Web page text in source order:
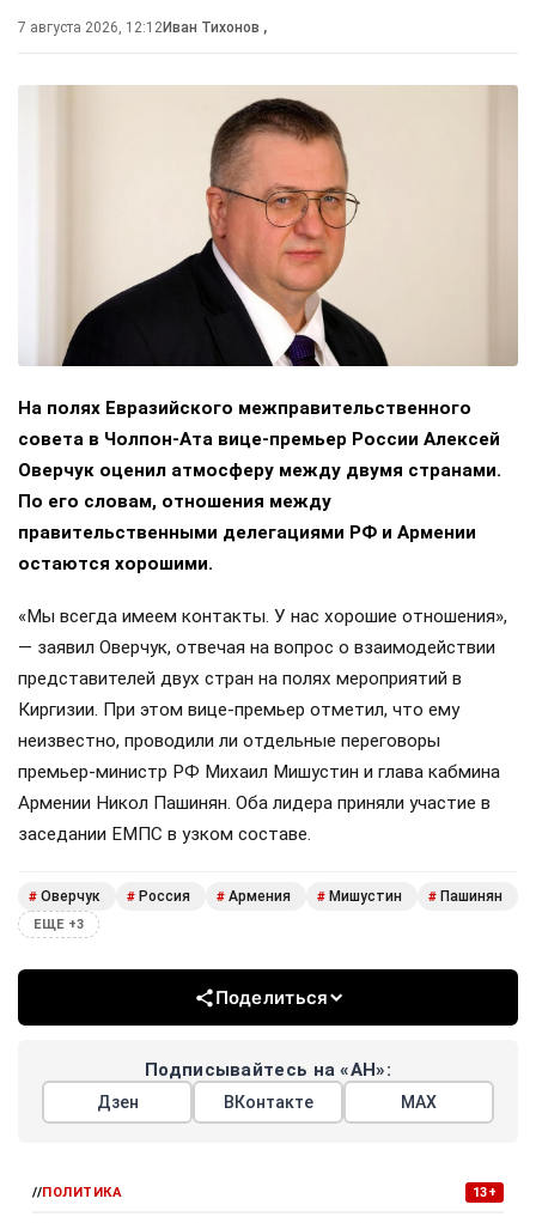
7 августа 2026, 12:12Иван Тихонов ,
На полях Евразийского межправительственного
совета в Чолпон-Ата вице-премьер России Алексей
Оверчук оценил атмосферу между двумя странами.
По его словам, отношения между
правительственными делегациями РФ и Армении
остаются хорошими.
«Мы всегда имеем контакты. У нас хорошие отношения»,
— заявил Оверчук, отвечая на вопрос о взаимодействии
представителей двух стран на полях мероприятий в
Киргизии. При этом вице-премьер отметил, что ему
неизвестно, проводили ли отдельные переговоры
премьер-министр РФ Михаил Мишустин и глава кабмина
Армении Никол Пашинян. Оба лидера приняли участие в
заседании ЕМПС в узком составе.
# Оверчук # Россия # Армения # Мишустин # Пашинян
ЕЩЕ +3
Поделиться
Подписывайтесь на «АН»:
Дзен ВКонтакте МАХ
//ПОЛИТИКА 13+